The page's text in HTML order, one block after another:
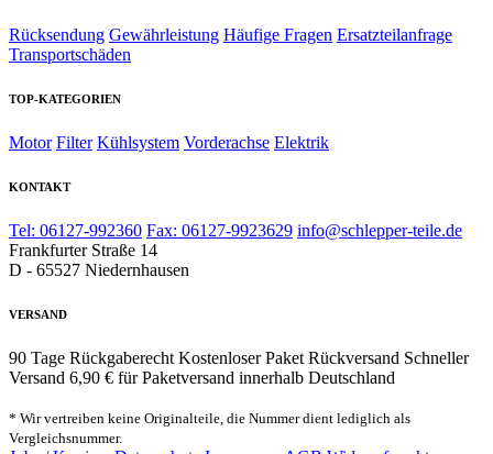
Rücksendung Gewährleistung Häufige Fragen Ersatzteilanfrage
Transportschäden
TOP-KATEGORIEN
Motor Filter Kühlsystem Vorderachse Elektrik
KONTAKT
Tel: 06127-992360 Fax: 06127-9923629 info@schlepper-teile.de
Frankfurter Straße 14
D - 65527 Niedernhausen
VERSAND
90 Tage Rückgaberecht Kostenloser Paket Rückversand Schneller
Versand 6,90 € für Paketversand innerhalb Deutschland
* Wir vertreiben keine Originalteile, die Nummer dient lediglich als
Vergleichsnummer.